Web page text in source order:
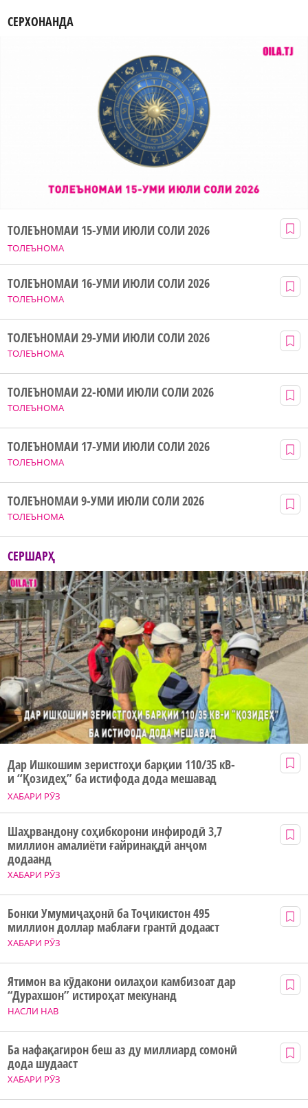
СЕРХОНАНДА
ТОЛЕЪНОМА
ТОЛЕЪНОМАИ 15-УМИ ИЮЛИ СОЛИ 2026
ТОЛЕЪНОМА
ТОЛЕЪНОМАИ 16-УМИ ИЮЛИ СОЛИ 2026
ТОЛЕЪНОМА
ТОЛЕЪНОМАИ 29-УМИ ИЮЛИ СОЛИ 2026
ТОЛЕЪНОМА
ТОЛЕЪНОМАИ 22-ЮМИ ИЮЛИ СОЛИ 2026
ТОЛЕЪНОМА
ТОЛЕЪНОМАИ 17-УМИ ИЮЛИ СОЛИ 2026
ТОЛЕЪНОМА
ТОЛЕЪНОМАИ 9-УМИ ИЮЛИ СОЛИ 2026
СЕРШАРҲ
ХАБАРИ РӮЗ
Дар Ишкошим зеристгоҳи барқии 110/35 кВ-
и “Қозидеҳ” ба истифода дода мешавад
ХАБАРИ РӮЗ
Шаҳрвандону соҳибкорони инфиродӣ 3,7
миллион амалиёти ғайринақдӣ анҷом
додаанд
ХАБАРИ РӮЗ
Бонки Умумиҷаҳонӣ ба Тоҷикистон 495
миллион доллар маблағи грантӣ додааст
НАСЛИ НАВ
Ятимон ва кӯдакони оилаҳои камбизоат дар
“Дурахшон” истироҳат мекунанд
ХАБАРИ РӮЗ
Ба нафақагирон беш аз ду миллиард сомонӣ
дода шудааст